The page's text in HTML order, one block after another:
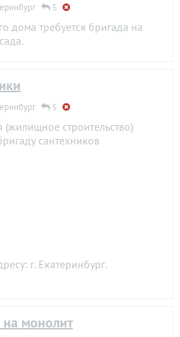
5
дома требуется бригада на
5
(жилищное строительство)
сантехников
г. Екатеринбург.
на монолит